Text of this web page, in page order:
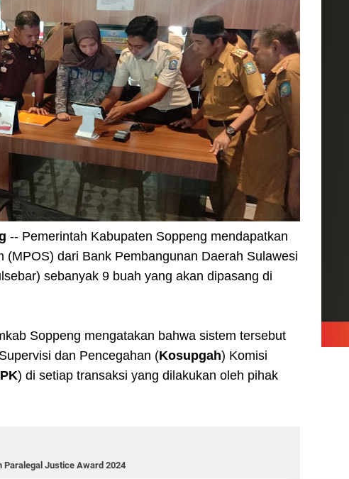
-- Pemerintah Kabupaten Soppeng mendapatkan
(MPOS) dari Bank Pembangunan Daerah Sulawesi
sebanyak 9 buah yang akan dipasang di
Soppeng mengatakan bahwa sistem tersebut
dan Pencegahan (Kosupgah) Komisi
) di setiap transaksi yang dilakukan oleh pihak
Paralegal Justice Award 2024